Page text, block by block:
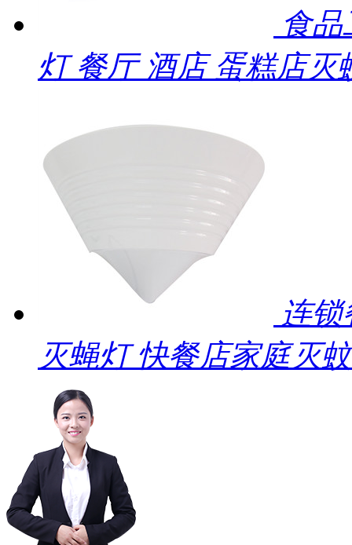
食
灯 餐厅 酒店 蛋糕店灭
连
灭蝇灯 快餐店家庭灭